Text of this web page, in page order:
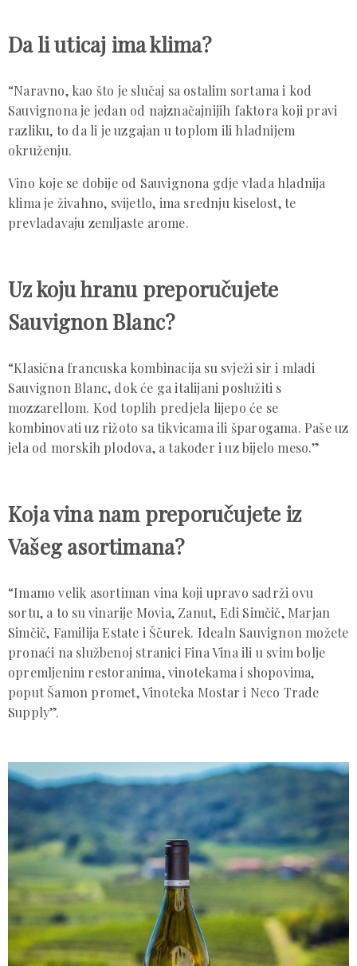
Da li uticaj ima klima?
“Naravno, kao što je slučaj sa ostalim sortama i kod
Sauvignona je jedan od najznačajnijih faktora koji pravi
razliku, to da li je uzgajan u toplom ili hladnijem
okruženju.
Vino koje se dobije od Sauvignona gdje vlada hladnija
klima je živahno, svijetlo, ima srednju kiselost, te
prevladavaju zemljaste arome.
Uz koju hranu preporučujete
Sauvignon Blanc?
“Klasična francuska kombinacija su svježi sir i mladi
Sauvignon Blanc, dok će ga italijani poslužiti s
mozzarellom. Kod toplih predjela lijepo će se
kombinovati uz rižoto sa tikvicama ili šparogama. Paše uz
jela od morskih plodova, a također i uz bijelo meso.”
Koja vina nam preporučujete iz
Vašeg asortimana?
“Imamo velik asortiman vina koji upravo sadrži ovu
sortu, a to su vinarije Movia, Zanut, Edi Simčič, Marjan
Simčič, Familija Estate i Ščurek. Idealn Sauvignon možete
pronaći na službenoj stranici Fina Vina ili u svim bolje
opremljenim restoranima, vinotekama i shopovima,
poput Šamon promet, Vinoteka Mostar i Neco Trade
Supply”.